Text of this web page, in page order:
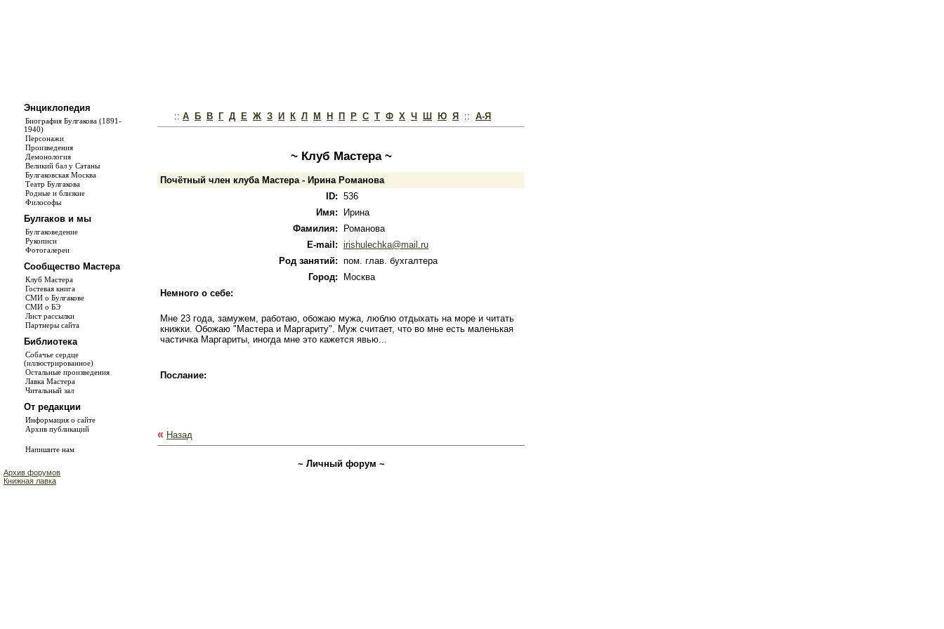
Энциклопедия
Биография Булгакова (1891-
1940)
Персонажи
Произведения
Демонология
Великий бал у Сатаны
Булгаковская Москва
Театр Булгакова
Родные и близкие
Философы
Булгаков и мы
Булгаковедение
Рукописи
Фотогалереи
Сообщество Мастера
Клуб Мастера
Гостевая книга
СМИ о Булгакове
СМИ о БЭ
Лист рассылки
Партнеры сайта
Библиотека
Собачье сердце
(иллюстрированное)
Остальные произведения
Лавка Мастера
Читальный зал
От редакции
Информация о сайте
Архив публикаций
Напишите нам
Архив форумов
Книжная лавка
:: А Б В Г Д Е Ж З И К Л М Н П Р С Т Ф Х Ч Ш Ю Я :: А-Я
~ Клуб Мастера ~
Почётный член клуба Мастера - Ирина Романова
ID: 536
Имя:
Ирина
Фамилия:
Романова
E-mail: irishulechka@mail.ru
Род занятий: пом. глав. бухгалтера
Город:
Москва
Немного о себе:
Мне 23 года, замужем, работаю, обожаю мужа, люблю отдыхать на море и читать
книжки. Обожаю "Мастера и Маргариту". Муж считает, что во мне есть маленькая
частичка Маргариты, иногда мне это кажется явью...
Послание:
« Назад
~ Личный форум ~